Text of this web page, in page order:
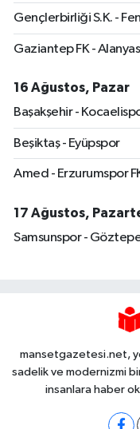
Gençlerbirliği S.K. -
Gaziantep FK -
16 Ağustos, Pazar
Başakşehir -
Beşiktaş - Eyüpspor
Amed - Erzurumspor
17 Ağustos,
Samsunspor -
mansetgazetesi.net,
sadelik ve modernizmi
insanlara haber